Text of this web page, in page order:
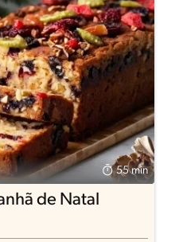
55 min
de Natal